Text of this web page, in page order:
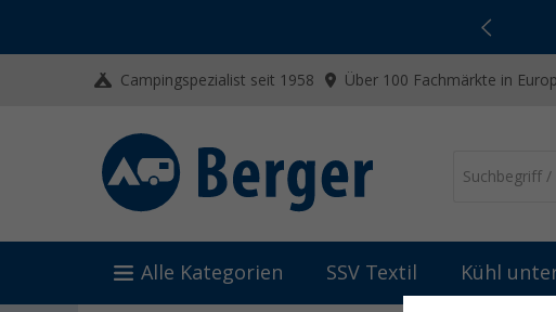
Campingspezialist seit 1958 Über 100 Fachmärkte in
Alle Kategorien SSV Textil Kühl